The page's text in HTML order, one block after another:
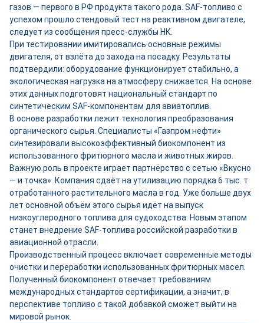
газов — первого в РФ продукта такого рода. SAF-топливо с
успехом прошло стендовый тест на реактивном двигателе,
следует из сообщения пресс-службы НК.
При тестировании имитировались основные режимы
двигателя, от взлёта до захода на посадку. Результаты
подтвердили: оборудование функционирует стабильно, а
экологическая нагрузка на атмосферу снижается. На основе
этих данных подготовят национальный стандарт по
синтетическим SAF‑компонентам для авиатоплив.
В основе разработки лежит технология преобразования
органического сырья. Специалисты «Газпром нефти»
синтезировали высокоэффективный биокомпонент из
использованного фритюрного масла и животных жиров.
Важную роль в проекте играет партнёрство с сетью «Вкусно
— и точка». Компания сдаёт на утилизацию порядка 6 тыс. т
отработанного растительного масла в год. Уже больше двух
лет основной объём этого сырья идёт на выпуск
низкоуглеродного топлива для судоходства. Новым этапом
станет внедрение SAF‑топлива российской разработки в
авиационной отрасли.
Производственный процесс включает современные методы
очистки и переработки использованных фритюрных масел.
Полученный биокомпонент отвечает требованиям
международных стандартов сертификации, а значит, в
перспективе топливо с такой добавкой сможет выйти на
мировой рынок.